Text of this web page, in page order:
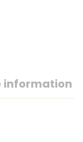
information